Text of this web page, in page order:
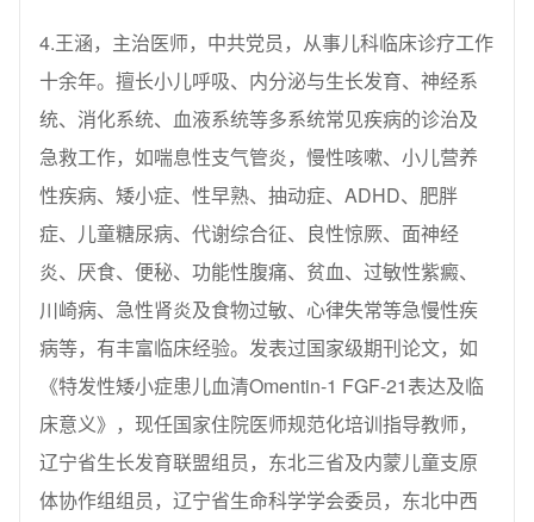
4.王涵，主治医师，中共党员，从事儿科临床诊疗工作
十余年。擅长小儿呼吸、内分泌与生长发育、神经系
统、消化系统、血液系统等多系统常见疾病的诊治及
急救工作，如喘息性支气管炎，慢性咳嗽、小儿营养
性疾病、矮小症、性早熟、抽动症、ADHD、肥胖
症、儿童糖尿病、代谢综合征、良性惊厥、面神经
炎、厌食、便秘、功能性腹痛、贫血、过敏性紫癜、
川崎病、急性肾炎及食物过敏、心律失常等急慢性疾
病等，有丰富临床经验。发表过国家级期刊论文，如
《特发性矮小症患儿血清Omentin-1 FGF-21表达及临
床意义》，现任国家住院医师规范化培训指导教师，
辽宁省生长发育联盟组员，东北三省及内蒙儿童支原
体协作组组员，辽宁省生命科学学会委员，东北中西